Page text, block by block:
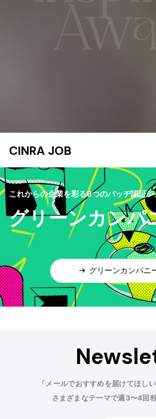
CINRA JOB
これからの企業を彩る9つのバッヂ認証
グリーンカンパ
グリーンカンパニ
「メールでおすすめを届けてほし
さまざまなテーマで週3〜4回